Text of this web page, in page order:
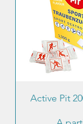
Active Pit